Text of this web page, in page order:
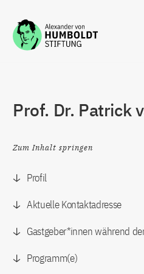
Zum Inhalt springen
Prof. Dr. Patrick
Zum Inhalt springen
Profil
Aktuelle Kontaktadresse
Gastgeber*innen während
Programm(e)